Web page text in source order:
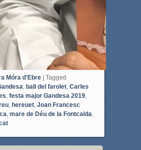
Móra d'Ebre | Tagged
ball del farolet, Carles
festa major Gandesa 2019,
, hereuet, Joan Francesc
mare de Déu de la Fontcalda